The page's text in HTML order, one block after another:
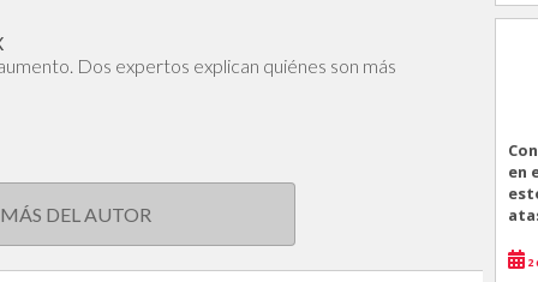
Dos expertos explican quiénes son más
DEL AUTOR
en
2